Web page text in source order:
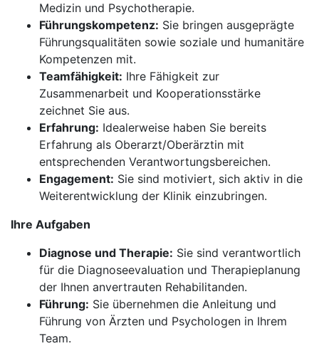
Medizin und Psychotherapie.
Führungskompetenz: Sie bringen ausgeprägte
Führungsqualitäten sowie soziale und humanitäre
Kompetenzen mit.
Teamfähigkeit: Ihre Fähigkeit zur
Zusammenarbeit und Kooperationsstärke
zeichnet Sie aus.
Erfahrung: Idealerweise haben Sie bereits
Erfahrung als Oberarzt/Oberärztin mit
entsprechenden Verantwortungsbereichen.
Engagement: Sie sind motiviert, sich aktiv in die
Weiterentwicklung der Klinik einzubringen.
Ihre Aufgaben
Diagnose und Therapie: Sie sind verantwortlich
für die Diagnoseevaluation und Therapieplanung
der Ihnen anvertrauten Rehabilitanden.
Führung: Sie übernehmen die Anleitung und
Führung von Ärzten und Psychologen in Ihrem
Team.